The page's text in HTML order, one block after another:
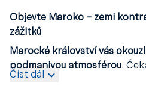
Objevte Maroko – zemi
zážitků
Marocké království vás
podmanivou atmosférou.
berberské vesnice
Číst dál